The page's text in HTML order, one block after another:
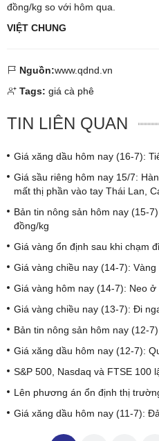
đồng/kg so với hôm qua.
VIỆT CHUNG
Nguồn:www.qdnd.vn
Tags: giá cà phê
TIN LIÊN QUAN
Giá xăng dầu hôm nay (16-7):
Giá sầu riêng hôm nay 15/7:
mất thị phần vào tay Thái Lan,
Bản tin nông sản hôm nay (15-
đồng/kg
Giá vàng ổn định sau khi chạm
Giá vàng chiều nay (14-7):
Giá vàng hôm nay (14-7): Neo
Giá vàng chiều nay (13-7): Đi
Bản tin nông sản hôm nay (12-
Giá xăng dầu hôm nay (12-7):
S&P 500, Nasdaq và FTSE 100
Lên phương án ổn định thị
Giá xăng dầu hôm nay (11-7):